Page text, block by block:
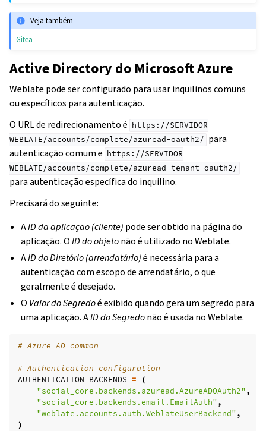
Veja também
Gitea
Active Directory do Microsoft Azure
Weblate pode ser configurado para usar inquilinos comuns
ou específicos para autenticação.
O URL de redirecionamento é https://SERVIDOR
WEBLATE/accounts/complete/azuread-oauth2/ para
autenticação comum e https://SERVIDOR
WEBLATE/accounts/complete/azuread-tenant-oauth2/
para autenticação específica do inquilino.
Precisará do seguinte:
AID da aplicação (cliente) pode ser obtido na página do
aplicação. OID do objetonão é utilizado no Weblate.
AID do Diretório (arrendatário)é necessária para a
autenticação com escopo de arrendatário, o que
geralmente é desejado.
O Valor do Segredoé exibido quando gera um segredo para
uma aplicação. AID do Segredonão é usada no Weblate.
# Azure AD common
# Authentication configuration
AUTHENTICATION_BACKENDS =
(
"social_core.backends.azuread.AzureADOAuth2",
"social_core.backends.email.EmailAuth",
"weblate.accounts.auth.WeblateUserBackend",
)